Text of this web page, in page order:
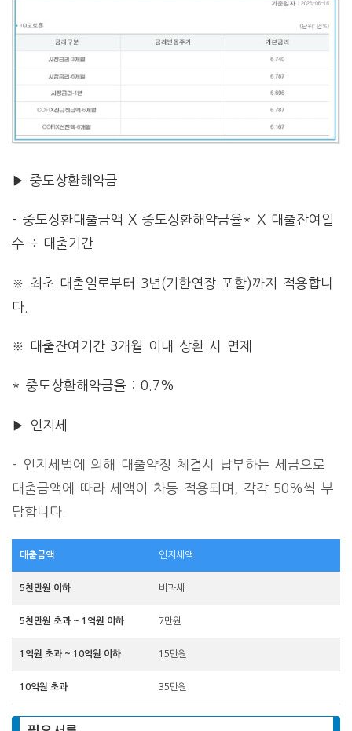
▶ 중도상환해약금
– 중도상환대출금액 X 중도상환해약금율* X 대출잔여일
수 ÷ 대출기간
※ 최초 대출일로부터 3년(기한연장 포함)까지 적용합니
다.
※ 대출잔여기간 3개월 이내 상환 시 면제
* 중도상환해약금율 : 0.7%
▶ 인지세
– 인지세법에 의해 대출약정 체결시 납부하는 세금으로
대출금액에 따라 세액이 차등 적용되며, 각각 50%씩 부
담합니다.
대출금액 인지세액
5천만원 이하 비과세
5천만원 초과 ~ 1억원 이하 7만원
1억원 초과 ~ 10억원 이하 15만원
10억원 초과 35만원